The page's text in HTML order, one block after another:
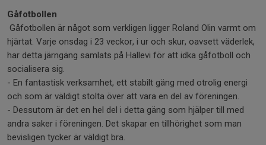
Gåfotbollen
Gåfotbollen är något som verkligen ligger Roland Olin varmt om
hjärtat. Varje onsdag i 23 veckor, i ur och skur, oavsett väderlek,
har detta järngäng samlats på Hallevi för att idka gåfotboll och
socialisera sig.
- En fantastisk verksamhet, ett stabilt gäng med otrolig energi
och som är väldigt stolta över att vara en del av föreningen.
- Dessutom är det en hel del i detta gäng som hjälper till med
andra saker i föreningen. Det skapar en tillhörighet som man
bevisligen tycker är väldigt bra.